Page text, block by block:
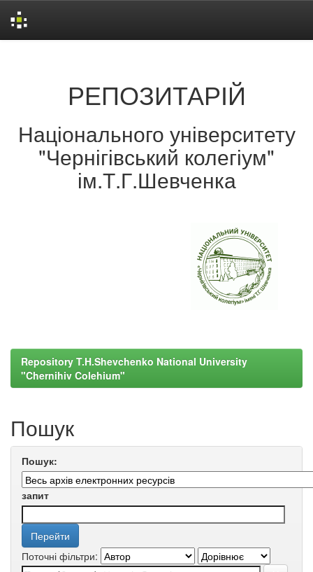
РЕПОЗИТАРІЙ
Національного університету
"Чернігівський колегіум"
ім.Т.Г.Шевченка
Repository T.H.Shevchenko National University
"Chernihiv Colehium"
Пошук
Пошук:
запит
Поточні фільтри: